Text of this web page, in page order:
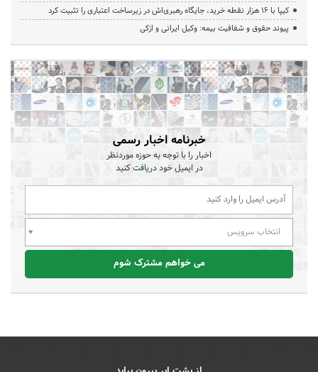
کیپا با ۱۶ هزار نقطه خرید، جایگاه رهبری‌اش در زیرساخت اعتباری را تثبیت کرد
پیوند حقوق و شفافیت بیمه: وکیل ایرانی و ازکی
خبرنامه اخبار رسمی
اخبار را با توجه به حوزه موردنظر
در ایمیل خود دریافت کنید
انتخاب سرویس
می خواهم مشترک شوم